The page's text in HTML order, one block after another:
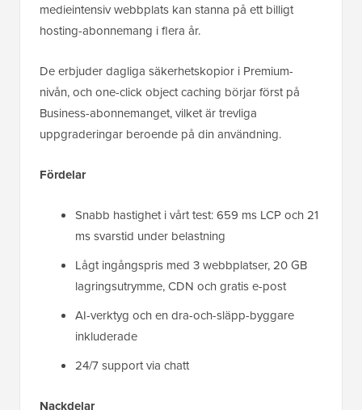
medieintensiv webbplats kan stanna på ett billigt
hosting-abonnemang i flera år.
De erbjuder dagliga säkerhetskopior i Premium-
nivån, och one-click object caching börjar först på
Business-abonnemanget, vilket är trevliga
uppgraderingar beroende på din användning.
Fördelar
Snabb hastighet i vårt test: 659 ms LCP och 21
ms svarstid under belastning
Lågt ingångspris med 3 webbplatser, 20 GB
lagringsutrymme, CDN och gratis e-post
AI-verktyg och en dra-och-släpp-byggare
inkluderade
24/7 support via chatt
Nackdelar